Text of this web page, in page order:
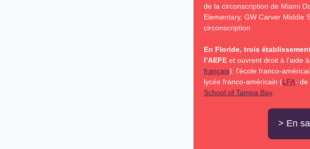
de la circonscription de Miami
Elementary, GW Carver Middle
circonscription
En Floride, trois
l’AEFE et ouvrent droit à l’aide
français): l’école franco-
lycée franco-américain (LFA- de
School of Tampa Bay.
> En